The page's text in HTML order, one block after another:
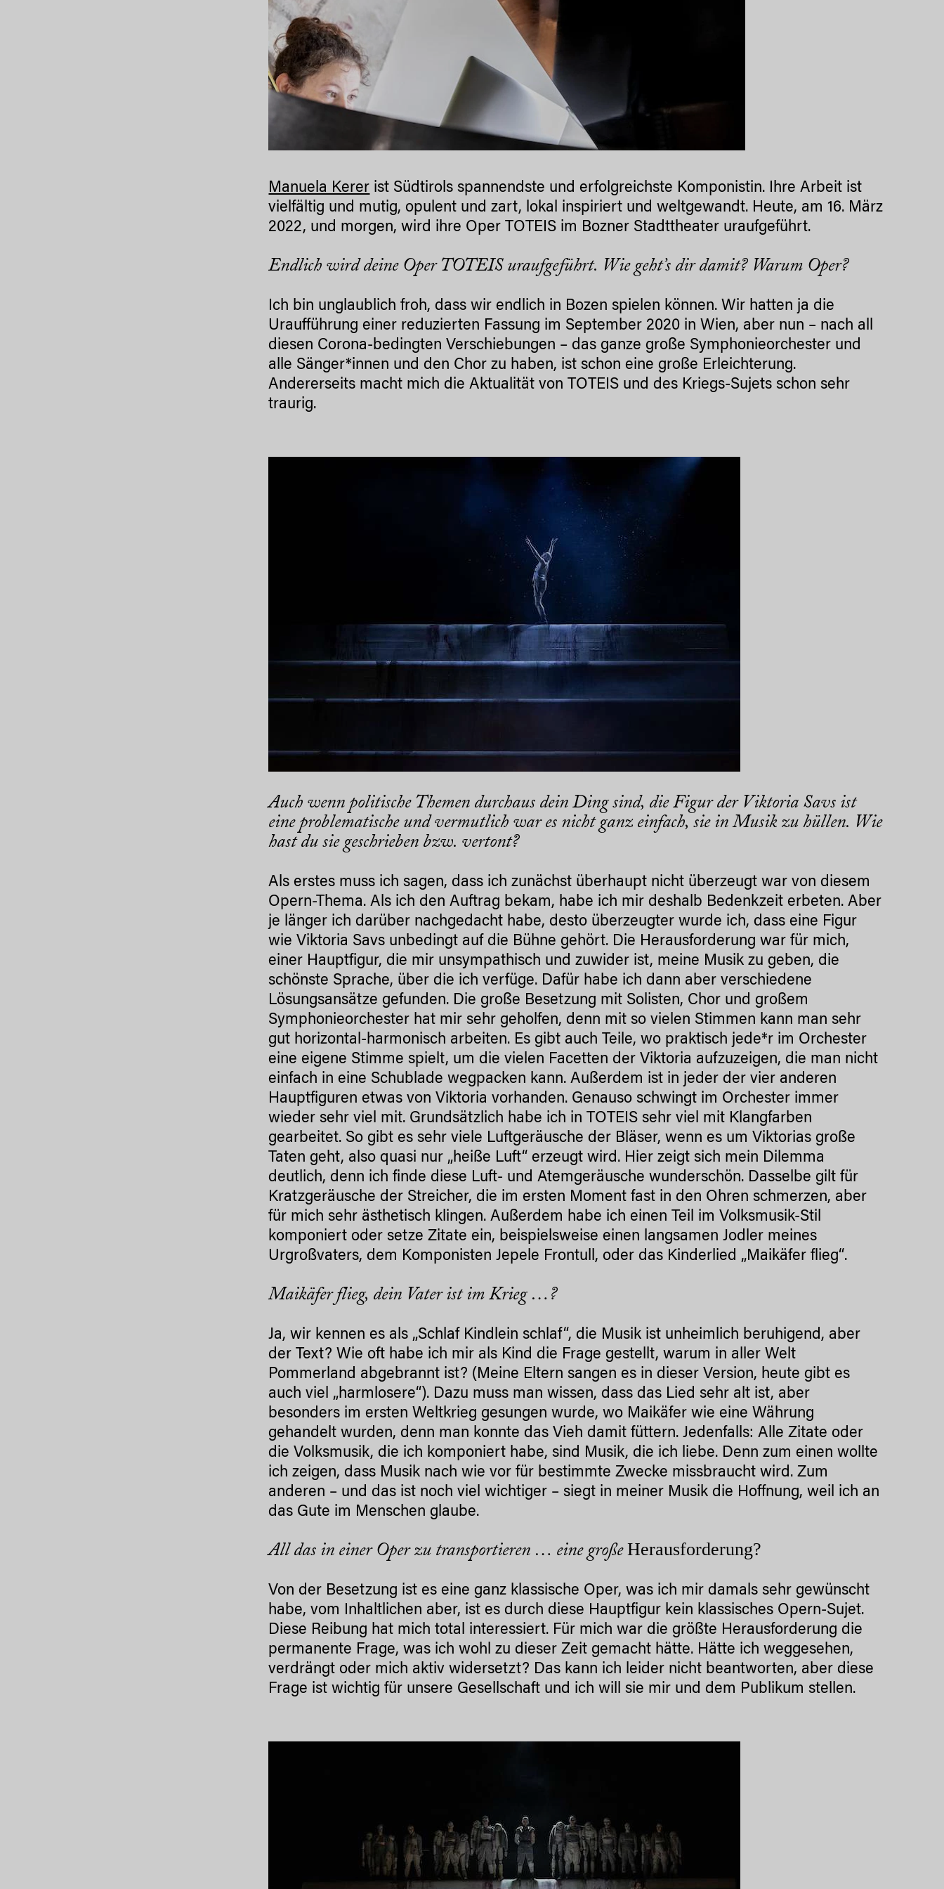
Manuela Kerer ist Südtirols spannendste und erfolgreichste Komponistin. Ihre Arbeit ist
vielfältig und mutig, opulent und zart, lokal inspiriert und weltgewandt. Heute, am 16. März
2022, und morgen, wird ihre Oper TOTEIS im Bozner Stadttheater uraufgeführt.
Endlich wird deine Oper TOTEIS uraufgeführt. Wie geht’s dir damit? Warum Oper?
Ich bin unglaublich froh, dass wir endlich in Bozen spielen können. Wir hatten ja die
Uraufführung einer reduzierten Fassung im September 2020 in Wien, aber nun – nach all
diesen Corona-bedingten Verschiebungen – das ganze große Symphonieorchester und
alle Sänger*innen und den Chor zu haben, ist schon eine große Erleichterung.
Andererseits macht mich die Aktualität von TOTEIS und des Kriegs-Sujets schon sehr
traurig.
Auch wenn politische Themen durchaus dein Ding sind, die Figur der Viktoria Savs ist
eine problematische und vermutlich war es nicht ganz einfach, sie in Musik zu hüllen. Wie
hast du sie geschrieben bzw. vertont?
Als erstes muss ich sagen, dass ich zunächst überhaupt nicht überzeugt war von diesem
Opern-Thema. Als ich den Auftrag bekam, habe ich mir deshalb Bedenkzeit erbeten. Aber
je länger ich darüber nachgedacht habe, desto überzeugter wurde ich, dass eine Figur
wie Viktoria Savs unbedingt auf die Bühne gehört. Die Herausforderung war für mich,
einer Hauptfigur, die mir unsympathisch und zuwider ist, meine Musik zu geben, die
schönste Sprache, über die ich verfüge. Dafür habe ich dann aber verschiedene
Lösungsansätze gefunden. Die große Besetzung mit Solisten, Chor und großem
Symphonieorchester hat mir sehr geholfen, denn mit so vielen Stimmen kann man sehr
gut horizontal-harmonisch arbeiten. Es gibt auch Teile, wo praktisch jede*r im Orchester
eine eigene Stimme spielt, um die vielen Facetten der Viktoria aufzuzeigen, die man nicht
einfach in eine Schublade wegpacken kann. Außerdem ist in jeder der vier anderen
Hauptfiguren etwas von Viktoria vorhanden. Genauso schwingt im Orchester immer
wieder sehr viel mit. Grundsätzlich habe ich in TOTEIS sehr viel mit Klangfarben
gearbeitet. So gibt es sehr viele Luftgeräusche der Bläser, wenn es um Viktorias große
Taten geht, also quasi nur „heiße Luft“ erzeugt wird. Hier zeigt sich mein Dilemma
deutlich, denn ich finde diese Luft- und Atemgeräusche wunderschön. Dasselbe gilt für
Kratzgeräusche der Streicher, die im ersten Moment fast in den Ohren schmerzen, aber
für mich sehr ästhetisch klingen. Außerdem habe ich einen Teil im Volksmusik-Stil
komponiert oder setze Zitate ein, beispielsweise einen langsamen Jodler meines
Urgroßvaters, dem Komponisten Jepele Frontull, oder das Kinderlied „Maikäfer flieg“.
Maikäfer flieg, dein Vater ist im Krieg …?
Ja, wir kennen es als „Schlaf Kindlein schlaf“, die Musik ist unheimlich beruhigend, aber
der Text? Wie oft habe ich mir als Kind die Frage gestellt, warum in aller Welt
Pommerland abgebrannt ist? (Meine Eltern sangen es in dieser Version, heute gibt es
auch viel „harmlosere“). Dazu muss man wissen, dass das Lied sehr alt ist, aber
besonders im ersten Weltkrieg gesungen wurde, wo Maikäfer wie eine Währung
gehandelt wurden, denn man konnte das Vieh damit füttern. Jedenfalls: Alle Zitate oder
die Volksmusik, die ich komponiert habe, sind Musik, die ich liebe. Denn zum einen wollte
ich zeigen, dass Musik nach wie vor für bestimmte Zwecke missbraucht wird. Zum
anderen – und das ist noch viel wichtiger – siegt in meiner Musik die Hoffnung, weil ich an
das Gute im Menschen glaube.
All das in einer Oper zu transportieren … eine großeHerausforderung?
Von der Besetzung ist es eine ganz klassische Oper, was ich mir damals sehr gewünscht
habe, vom Inhaltlichen aber, ist es durch diese Hauptfigur kein klassisches Opern-Sujet.
Diese Reibung hat mich total interessiert. Für mich war die größte Herausforderung die
permanente Frage, was ich wohl zu dieser Zeit gemacht hätte. Hätte ich weggesehen,
verdrängt oder mich aktiv widersetzt? Das kann ich leider nicht beantworten, aber diese
Frage ist wichtig für unsere Gesellschaft und ich will sie mir und dem Publikum stellen.